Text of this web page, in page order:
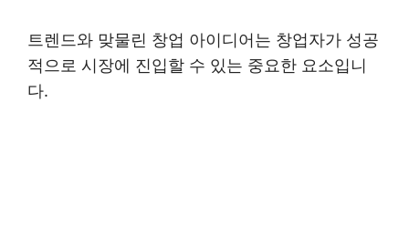
트렌드와 맞물린 창업 아이디어는 창업자가 성공
적으로 시장에 진입할 수 있는 중요한 요소입니
다.